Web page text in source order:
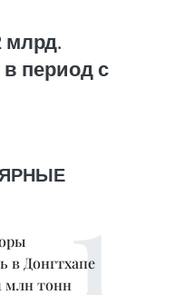
млрд.
период с
в Донгтхапе
млн тонн